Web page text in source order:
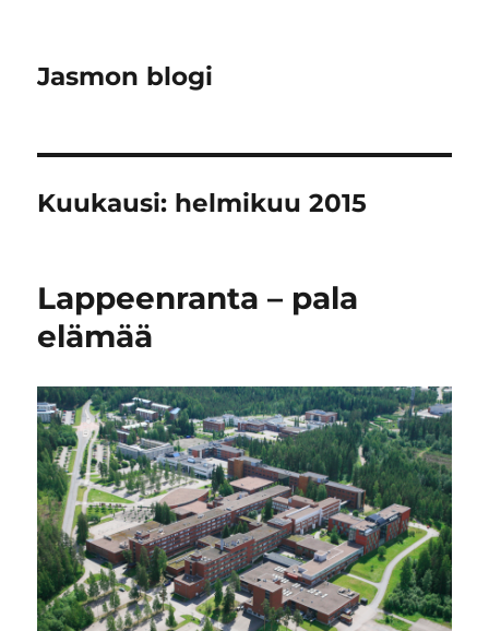
Jasmon blogi
Kuukausi: helmikuu 2015
Lappeenranta – pala
elämää